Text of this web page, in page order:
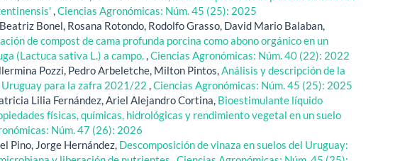
Ciencias Agronómicas: Núm. 45 (25): 2025
Bonel, Rosana Rotondo, Rodolfo Grasso, David Mario Balaban,
de compost de cama profunda porcina como abono orgánico en un
(Lactuca sativa L.) a campo.
Ciencias Agronómicas: Núm. 40 (22): 2022
Pozzi, Pedro Arbeletche, Milton Pintos, Análisis y descripción de la
Uruguay para la zafra 2021/22 Ciencias Agronómicas: Núm. 45 (25): 2025
Lilia Fernández, Ariel Alejandro Cortina, Bioestimulante líquido
físicas, químicas, hidrológicas y rendimiento vegetal en un suelo
Núm. 47 (26): 2026
Pino, Jorge Hernández, Descomposición de vinaza en suelos del Uruguay: